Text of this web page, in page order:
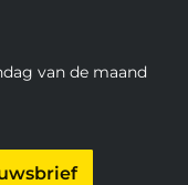
van de maand